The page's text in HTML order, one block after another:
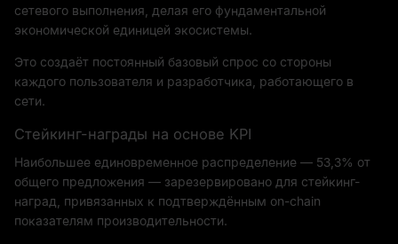
сетевого выполнения, делая его фундаментальной
экономической единицей экосистемы.
Это создаёт постоянный базовый спрос со стороны
каждого пользователя и разработчика, работающего в
сети.
Стейкинг-награды на основе KPI
Наибольшее единовременное распределение — 53,3% от
общего предложения — зарезервировано для стейкинг-
наград, привязанных к подтверждённым on-chain
показателям производительности.